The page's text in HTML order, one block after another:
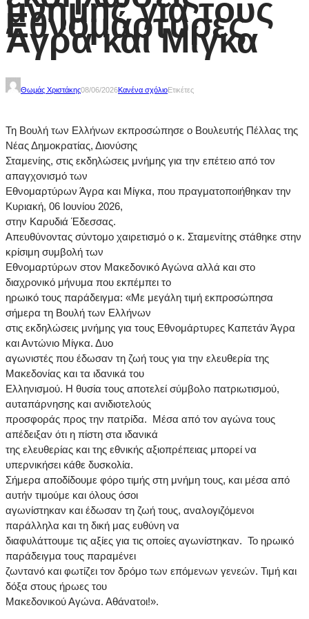
μνήμης για τους
Εθνομάρτυρες
Άγρα και Μίγκα
Θωμάς Χριστάκης08/06/2026Κανένα σχόλιοΕτικέτες
Τη Βουλή των Ελλήνων εκπροσώπησε ο Βουλευτής Πέλλας της
Νέας Δημοκρατίας, Διονύσης
Σταμενίης, στις εκδηλώσεις μνήμης για την επέτειο από τον
απαγχονισμό των
Εθνομαρτύρων Άγρα και Μίγκα, που πραγματοποιήθηκαν την
Κυριακή, 06 Ιουνίου 2026,
στην Καρυδιά Έδεσσας.
Απευθύνοντας σύντομο χαιρετισμό ο κ. Σταμενίτης στάθηκε στην
κρίσιμη συμβολή των
Εθνομαρτύρων στον Μακεδονικό Αγώνα αλλά και στο
διαχρονικό μήνυμα που εκπέμπει το
ηρωικό τους παράδειγμα: «Με μεγάλη τιμή εκπροσώπησα
σήμερα τη Βουλή των Ελλήνων
στις εκδηλώσεις μνήμης για τους Εθνομάρτυρες Καπετάν Άγρα
και Αντώνιο Μίγκα. Δυο
αγωνιστές που έδωσαν τη ζωή τους για την ελευθερία της
Μακεδονίας και τα ιδανικά του
Ελληνισμού. Η θυσία τους αποτελεί σύμβολο πατριωτισμού,
αυταπάρνησης και ανιδιοτελούς
προσφοράς προς την πατρίδα. Μέσα από τον αγώνα τους
απέδειξαν ότι η πίστη στα ιδανικά
της ελευθερίας και της εθνικής αξιοπρέπειας μπορεί να
υπερνικήσει κάθε δυσκολία.
Σήμερα αποδίδουμε φόρο τιμής στη μνήμη τους, και μέσα από
αυτήν τιμούμε και όλους όσοι
αγωνίστηκαν και έδωσαν τη ζωή τους, αναλογιζόμενοι
παράλληλα και τη δική μας ευθύνη να
διαφυλάττουμε τις αξίες για τις οποίες αγωνίστηκαν. Το ηρωικό
παράδειγμα τους παραμένει
ζωντανό και φωτίζει τον δρόμο των επόμενων γενεών. Τιμή και
δόξα στους ήρωες του
Μακεδονικού Αγώνα. Αθάνατοι!».